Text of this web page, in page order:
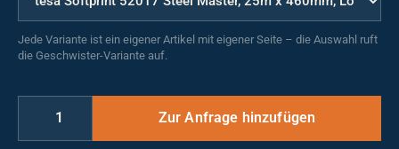
Jede Variante ist ein eigener Artikel mit eigener Seite – die Auswahl ruft
die Geschwister-Variante auf.